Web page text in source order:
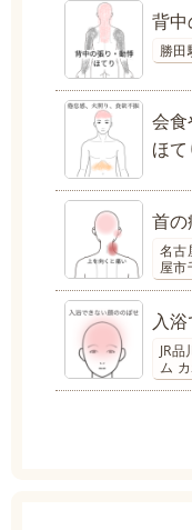
背
勝田
会食
ほ
首
名
屋市
入
JR
ム